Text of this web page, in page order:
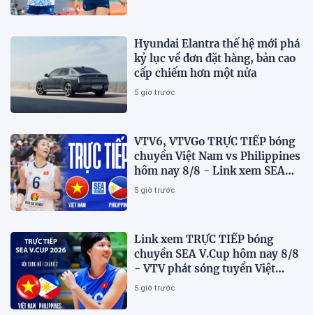
Hyundai Elantra thế hệ mới phá
kỷ lục về đơn đặt hàng, bản cao
cấp chiếm hơn một nửa
5 giờ trước
VTV6, VTVGo TRỰC TIẾP bóng
chuyền Việt Nam vs Philippines
hôm nay 8/8 - Link xem SEA
V.Cup 2026 mới nhất
5 giờ trước
Link xem TRỰC TIẾP bóng
chuyền SEA V.Cup hôm nay 8/8
- VTV phát sóng tuyển Việt
Nam đấu Philippines
5 giờ trước